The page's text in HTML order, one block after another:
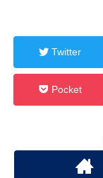
Twitter
Pocket